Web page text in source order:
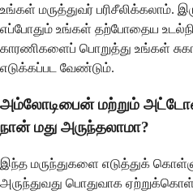
உங்கள் மருத்துவர் பரிசீலிக்கலாம்.
எப்போதும் உங்கள் தற்போதைய
காரணிகளைப் பொறுத்து உங்கள்
எடுக்கப்பட வேண்டும்.
அம்லோடிபைன் மற்றும்
நான் மது அருந்தலாமா?
இந்த மருந்துகளை எடுத்துக்
அருந்துவது பொதுவாக